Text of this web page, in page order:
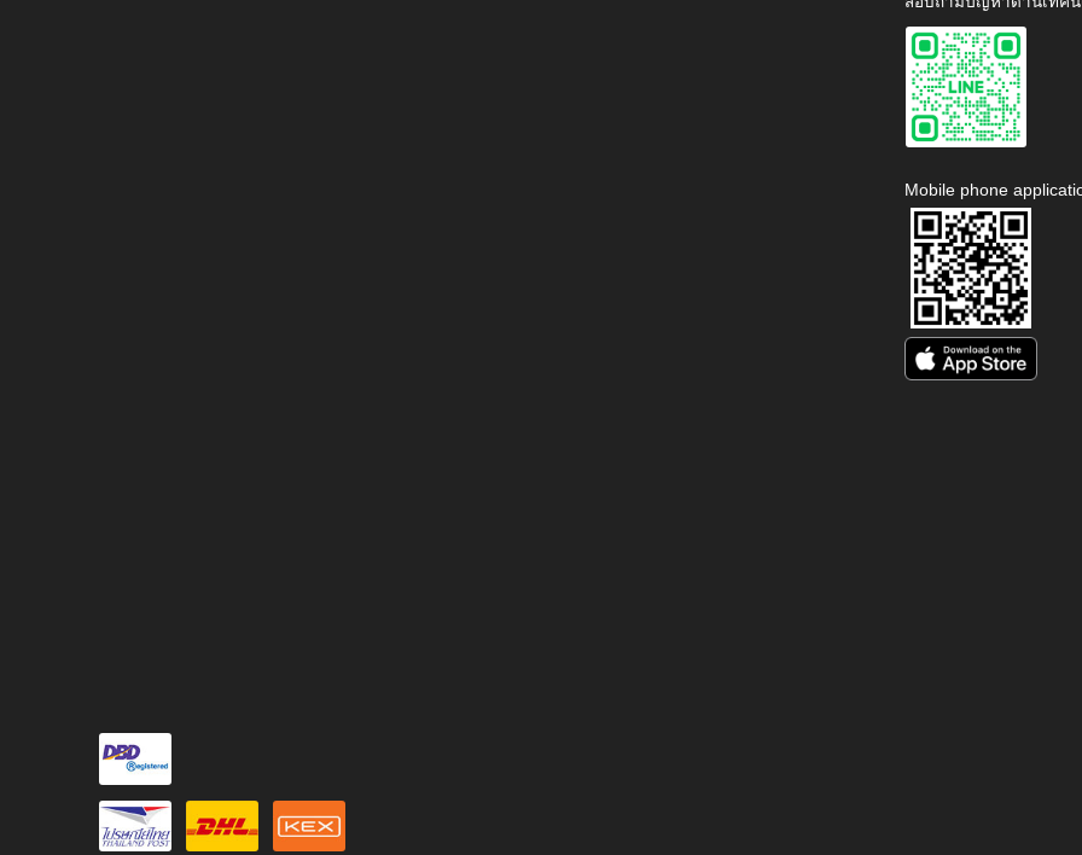
Mobile phone